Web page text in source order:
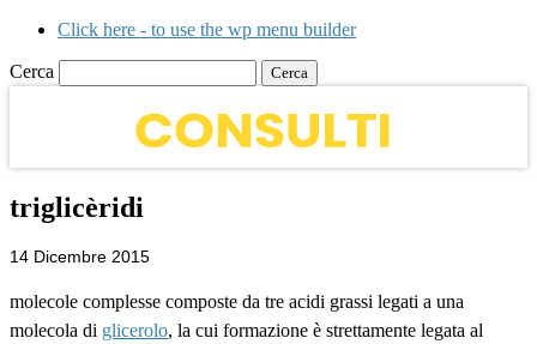
Click here - to use the wp menu builder
Cerca
triglicèridi
14 Dicembre 2015
molecole complesse composte da tre acidi grassi legati a una
molecola di glicerolo, la cui formazione è strettamente legata al